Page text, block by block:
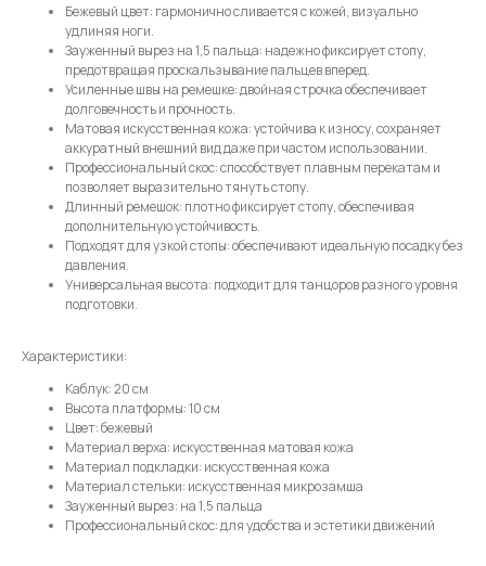
Телефон
Отправить
Нажимая на кнопку, вы даете согласие на обработку своих
персональных данных согласно 152-ФЗ. Подробнее
Бежевый цвет: гармонично сливается с кожей, визуально
удлиняя ноги.
Зауженный вырез на 1,5 пальца: надежно фиксирует стопу,
предотвращая проскальзывание пальцев вперед.
Усиленные швы на ремешке: двойная строчка обеспечивает
долговечность и прочность.
Матовая искусственная кожа: устойчива к износу, сохраняет
аккуратный внешний вид даже при частом использовании.
Профессиональный скос: способствует плавным перекатам и
позволяет выразительно тянуть стопу.
Длинный ремешок: плотно фиксирует стопу, обеспечивая
дополнительную устойчивость.
Подходят для узкой стопы: обеспечивают идеальную посадку без
давления.
Универсальная высота: подходит для танцоров разного уровня
подготовки.
Характеристики:
Каблук: 20 см
Высота платформы: 10 см
Цвет: бежевый
Материал верха: искусственная матовая кожа
Материал подкладки: искусственная кожа
Материал стельки: искусственная микрозамша
Зауженный вырез: на 1,5 пальца
Профессиональный скос: для удобства и эстетики движений